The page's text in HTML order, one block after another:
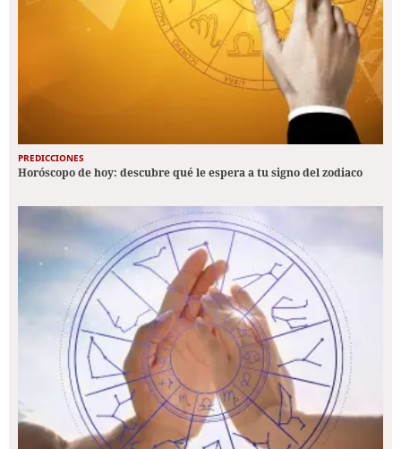
PREDICCIONES
Horóscopo de hoy: descubre qué le espera a tu signo del zodiaco